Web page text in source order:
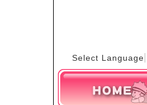
Select Language